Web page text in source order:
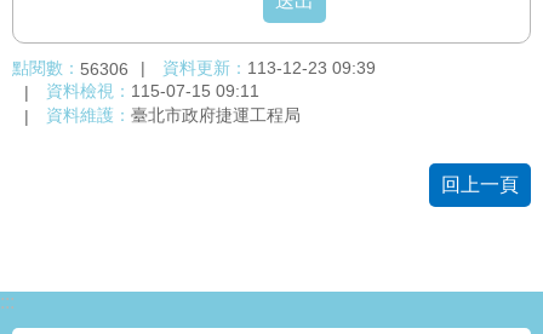
點閱數： 56306 資料更新： 113-12-23 09:39
資料檢視： 115-07-15 09:11
資料維護： 臺北市政府捷運工程局
回上一頁
:::